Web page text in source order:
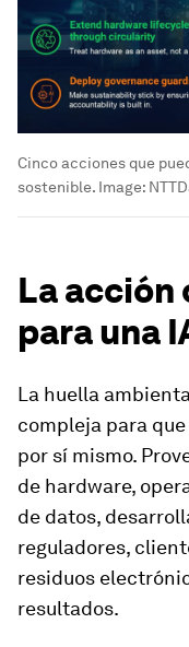
Cinco acciones que
sostenible. Image:
La
para una
La huella
compleja para
por sí mismo.
de hardware,
de datos,
reguladores,
residuos
resultados.